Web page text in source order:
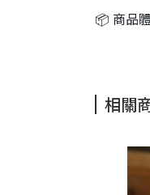
📦 商品
相關